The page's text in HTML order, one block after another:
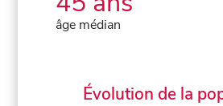
âge médian
Évolution de la